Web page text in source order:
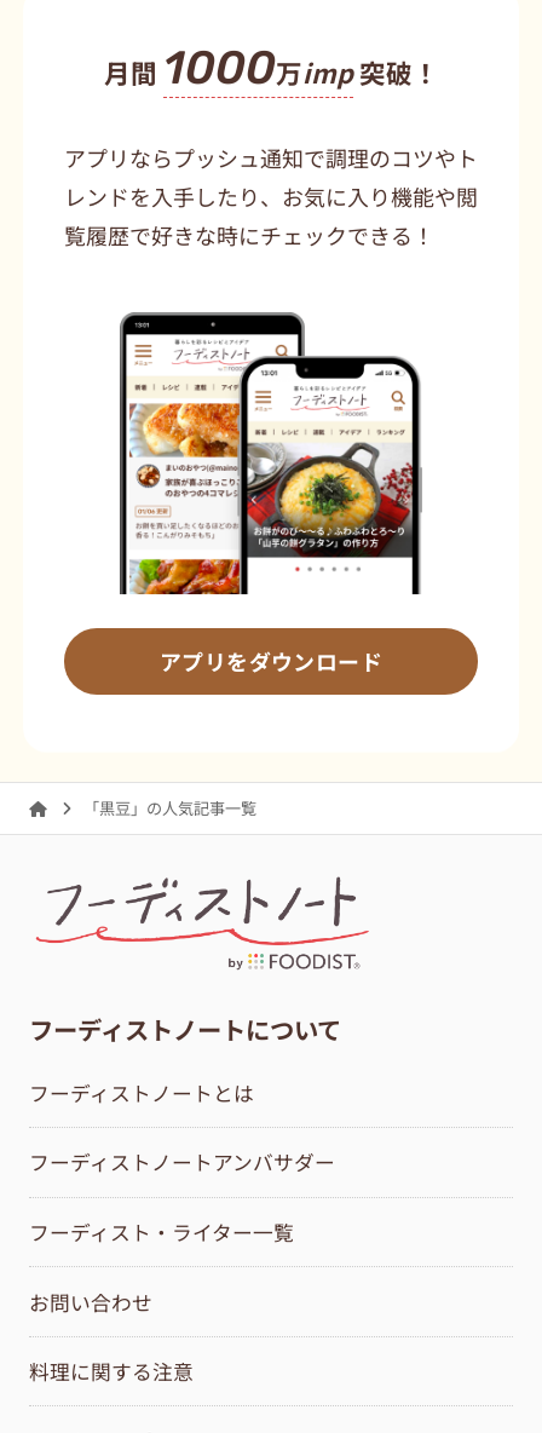
月間 1000万imp突破！
アプリならプッシュ通知で調理のコツやト
レンドを入手したり、お気に入り機能や閲
覧履歴で好きな時にチェックできる！
アプリをダウンロード
「黒豆」の人気記事一覧
フーディストノートについて
フーディストノートとは
フーディストノートアンバサダー
フーディスト・ライター一覧
お問い合わせ
料理に関する注意